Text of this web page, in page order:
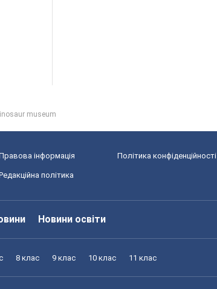
museum
інформація Політика конфіденційності
політика
Новини освіти
8 клас 9 клас 10 клас 11 клас